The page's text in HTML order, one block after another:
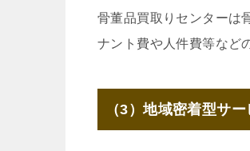
骨董品買取りセンターは
ナント費や人件費等など
（3）地域密着型サー